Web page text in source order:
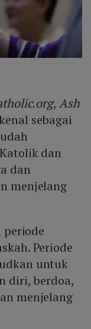
, Ash
sebagai
dan
dan
menjelang
periode
Periode
untuk
diri, berdoa,
menjelang